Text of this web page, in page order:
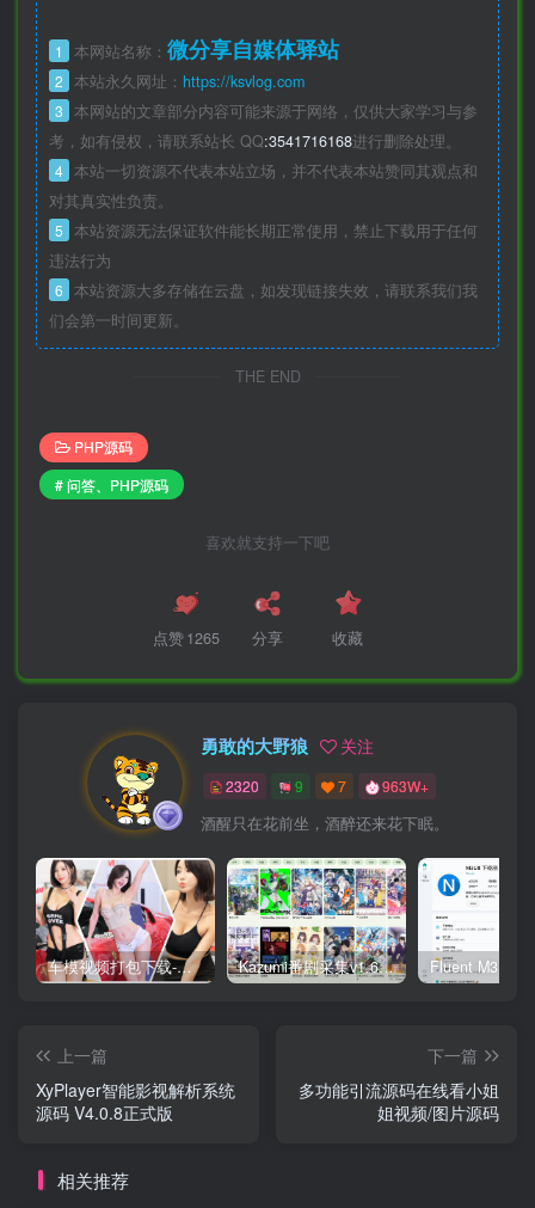
1 本网站名称： 微分享自媒体驿站
2 本站永久网址： https://ksvlog.com
3 本网站的文章部分内容可能来源于网络，仅供大家学习与参
考，如有侵权，请联系站长 QQ:3541716168进行删除处理。
4 本站一切资源不代表本站立场，并不代表本站赞同其观点和
对其真实性负责。
5 本站资源无法保证软件能长期正常使用，禁止下载用于任何
违法行为
6 本站资源大多存储在云盘，如发现链接失效，请联系我们我
们会第一时间更新。
THE END
PHP源码
# 问答、PHP源码
喜欢就支持一下吧
点赞1265 分享 收藏
勇敢的大野狼 关注
2320 9 7 963W+
酒醒只在花前坐，酒醉还来花下眠。
车模视频打包下载-高清无水印版 Kazumi番剧采集v1.6.9：支持自定义规则+在线观看+弹幕，跨平台下载
上一篇
XyPlayer智能影视解析系统
源码 V4.0.8正式版
下一篇
多功能引流源码在线看小姐
姐视频/图片源码
相关推荐